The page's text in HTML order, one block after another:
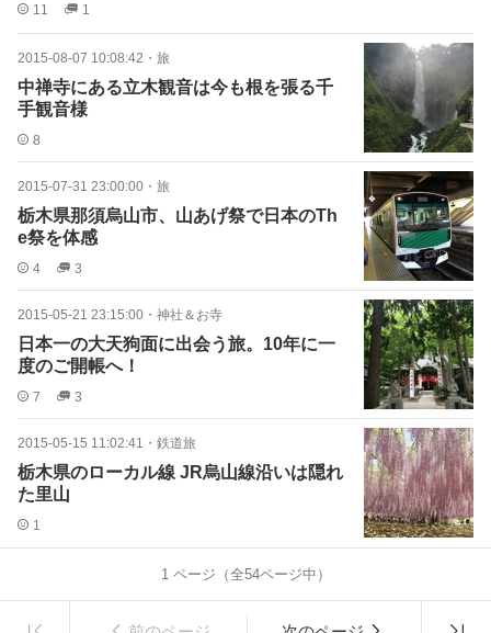
11 1
2015-08-07 10:08:42 ・ 旅
中禅寺にある立木観音は今も根を張る千
手観音様
8
2015-07-31 23:00:00 ・ 旅
栃木県那須烏山市、山あげ祭で日本のTh
e祭を体感
4 3
2015-05-21 23:15:00 ・ 神社＆お寺
日本一の大天狗面に出会う旅。10年に一
度のご開帳へ！
7 3
2015-05-15 11:02:41 ・ 鉄道旅
栃木県のローカル線 JR烏山線沿いは隠れ
た里山
1
1ページ（全54ページ中）